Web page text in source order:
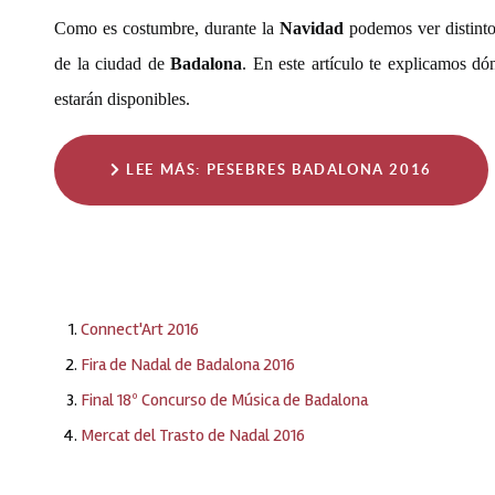
Como es costumbre, durante la Navidad podemos ver
de la ciudad de Badalona. En este artículo te explicamos
estarán disponibles.
LEE MÁS: PESEBRES BADALONA 2016
Connect'Art 2016
Fira de Nadal de Badalona 2016
Final 18º Concurso de Música de Badalona
Mercat del Trasto de Nadal 2016